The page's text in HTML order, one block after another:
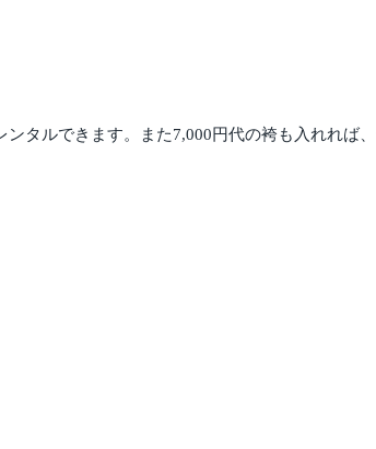
タルできます。また7,000円代の袴も入れれば